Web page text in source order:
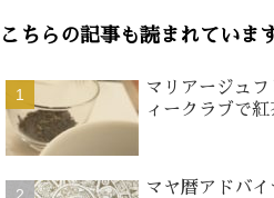
こちらの記事も読まれていま
マリアージュ
ィークラブで
マヤ暦アドバ